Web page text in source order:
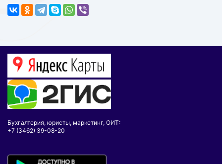
Бухгалтерия, юристы, маркетинг, ОИТ:
+7 (3462) 39-08-20